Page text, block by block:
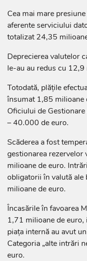
Cea mai mare
aferente serviciului
totalizat 24,35
Deprecierea valutelor
le-au au redus cu 12,9
Totodată, plățile
însumat 1,85 milioane
Oficiului de
– 40.000 de euro.
Scăderea a fost
gestionarea rezervelor
milioane de euro.
obligatorii în valută ale
milioane de euro.
Încasările în favoarea
1,71 milioane de
piața internă au avut
Categoria „alte intrări
euro.